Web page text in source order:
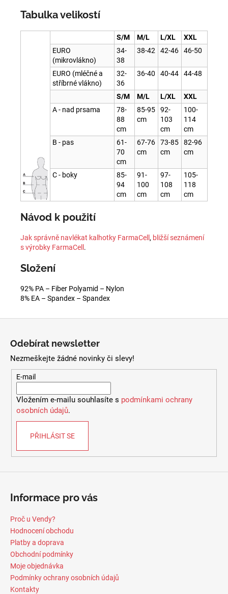
Tabulka velikostí
S/M M/L L/XL
XXL
EURO
(mikrovlákno)
34-
38
38-42 42-46 46-50
EURO (mléčné a
stříbrné vlákno)
32-
36
36-40 40-44 44-48
S/M M/L L/XL
XXL
A - nad prsama
78-
88
cm
85-95
cm
92-
103
cm
100-
114
cm
B - pas
61-
70
cm
67-76
cm
73-85
cm
82-96
cm
C - boky
85-
94
cm
91-
100
cm
97-
108
cm
105-
118
cm
Návod k použití
Jak správně navlékat kalhotky FarmaCell , bližší seznámení
s výrobky FarmaCell .
Složení
92% PA – Fiber Polyamid – Nylon
8% EA – Spandex – Spandex
Odebírat newsletter
Nezmeškejte žádné novinky či slevy!
E-mail
Vložením e-mailu souhlasíte s podmínkami ochrany
osobních údajů.
PŘIHLÁSIT SE
Informace pro vás
Proč u Vendy?
Hodnocení obchodu
Platby a doprava
Obchodní podmínky
Moje objednávka
Podmínky ochrany osobních údajů
Kontakty